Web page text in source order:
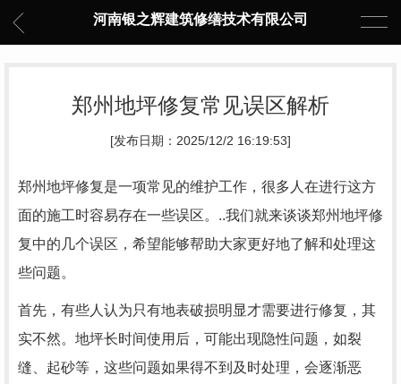
河南银之辉建筑修缮技术有限公司
郑州地坪修复常见误区解析
[发布日期：2025/12/2 16:19:53]
郑州地坪修复是一项常见的维护工作，很多人在进行这方
面的施工时容易存在一些误区。..我们就来谈谈郑州地坪修
复中的几个误区，希望能够帮助大家更好地了解和处理这
些问题。
首先，有些人认为只有地表破损明显才需要进行修复，其
实不然。地坪长时间使用后，可能出现隐性问题，如裂
缝、起砂等，这些问题如果得不到及时处理，会逐渐恶